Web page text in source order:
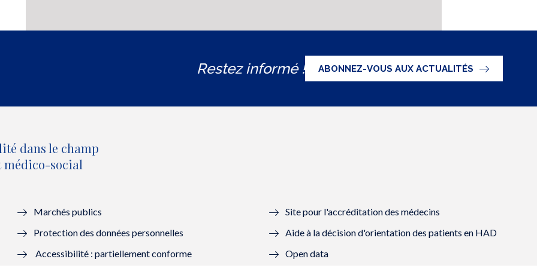
Restez informé ! ABONNEZ-VOUS AUX ACTUALITÉS
dans le champ
médico-social
Marchés publics
Protection des données personnelles
Accessibilité : partiellement conforme
Site pour l'accréditation des médecins
Aide à la décision d'orientation des patients en HAD
Open data